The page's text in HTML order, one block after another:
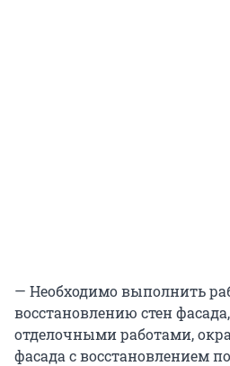
— Необходимо выполнить
восстановлению стен
отделочными работами,
фасада с восстановлением